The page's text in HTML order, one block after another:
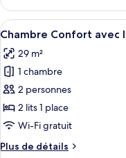
avec
lits
jumeaux
le
type
de
Chambre
Standard
avec
lits
jumeaux
Afficher
toutes
les
photos
pour
ce
type
chambre :
10
Chambre Confort avec
29 m²
1 chambre
2 personnes
2 lits 1 place
Wi-Fi gratuit
Plus de détails
Plus